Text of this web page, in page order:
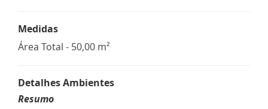
Medidas
Área Total - 50,00 m²
Detalhes Ambientes
Resumo